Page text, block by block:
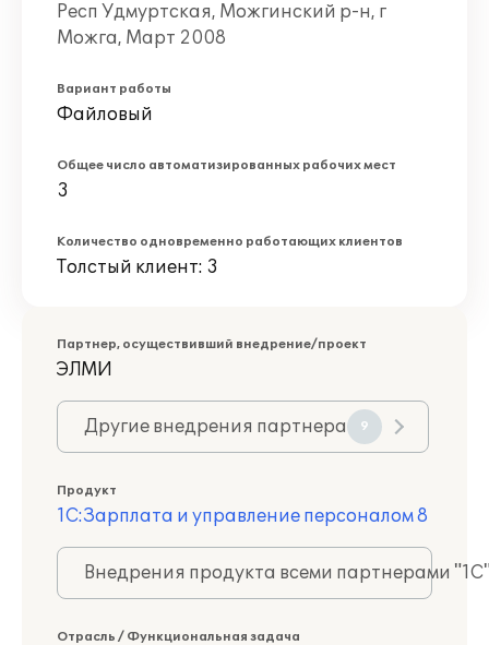
Респ Удмуртская, Можгинский р-н, г
Можга, Март 2008
Вариант работы
Файловый
Общее число автоматизированных рабочих мест
3
Количество одновременно работающих клиентов
Толстый клиент: 3
Партнер, осуществивший внедрение/проект
ЭЛМИ
Другие внедрения партнера 9
Продукт
1С:Зарплата и управление персоналом 8
Внедрения продукта всеми партнерами
Отрасль / Функциональная задача